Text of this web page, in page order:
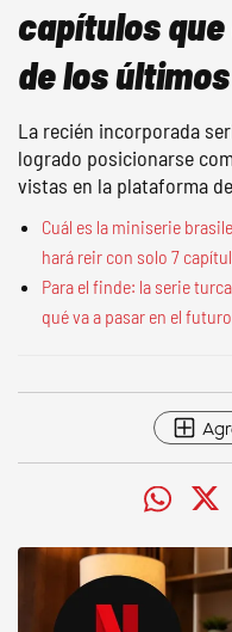
capítulos
de los
La recién incorporada
logrado posicionarse
vistas en la plataforma
Cuál es la miniserie
hará reir con solo 7
Para el finde: la serie
qué va a pasar en el